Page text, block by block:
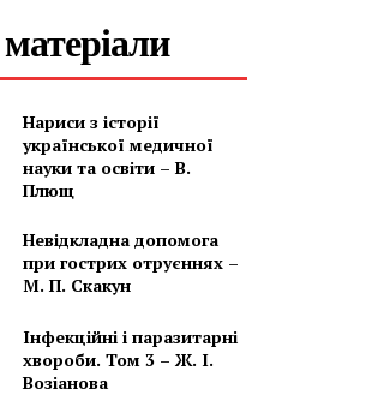
Нариси з історії
української медичної
науки та освіти – В.
Плющ
Невідкладна допомога
при гострих отруєннях –
М. П. Скакун
Інфекційні і паразитарні
хвороби. Том 3 – Ж. І.
Возіанова